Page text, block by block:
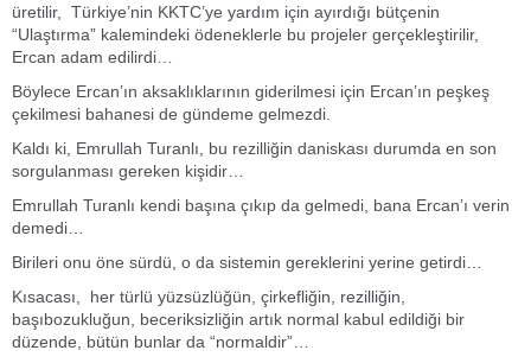
üretilir, Türkiye’nin KKTC’ye yardım için ayırdığı bütçenin
“Ulaştırma” kalemindeki ödeneklerle bu projeler gerçekleştirilir,
Ercan adam edilirdi…
Böylece Ercan’ın aksaklıklarının giderilmesi için Ercan’ın peşkeş
çekilmesi bahanesi de gündeme gelmezdi.
Kaldı ki, Emrullah Turanlı, bu rezilliğin daniskası durumda en son
sorgulanması gereken kişidir…
Emrullah Turanlı kendi başına çıkıp da gelmedi, bana Ercan’ı verin
demedi…
Birileri onu öne sürdü, o da sistemin gereklerini yerine getirdi…
Kısacası, her türlü yüzsüzlüğün, çirkefliğin, rezilliğin,
başıbozukluğun, beceriksizliğin artık normal kabul edildiği bir
düzende, bütün bunlar da “normaldir”…